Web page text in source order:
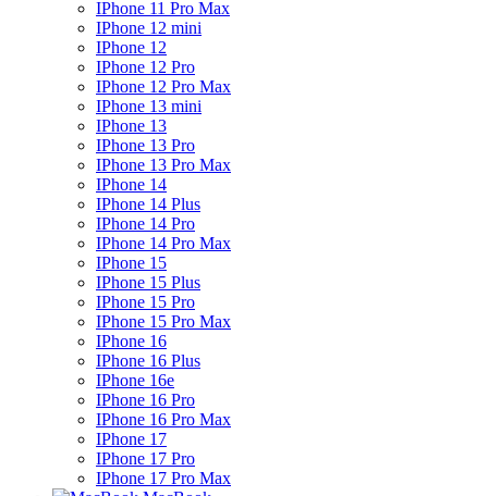
IPhone 11 Pro Max
IPhone 12 mini
IPhone 12
IPhone 12 Pro
IPhone 12 Pro Max
IPhone 13 mini
IPhone 13
IPhone 13 Pro
IPhone 13 Pro Max
IPhone 14
IPhone 14 Plus
IPhone 14 Pro
IPhone 14 Pro Max
IPhone 15
IPhone 15 Plus
IPhone 15 Pro
IPhone 15 Pro Max
IPhone 16
IPhone 16 Plus
IPhone 16e
IPhone 16 Pro
IPhone 16 Pro Max
IPhone 17
IPhone 17 Pro
IPhone 17 Pro Max